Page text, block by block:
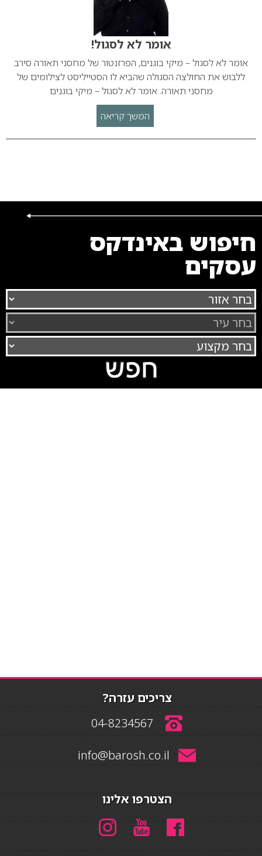
אומר לא לסגול!
אומר לא לסגול – מיקי בוגנים, הפרזנטור של מחסני תאורה סירב
ללבוש את החולצה הסגולה שהביא לו הסטייליסט לצילומים של
מחסני תאורה. אומר לא לסגול – מיקי בוגנים
המשך קריאה
חיפוש באינדקס
עסקים
צריכים עזרה?
04-8234567
info@barosh.co.il
הצטרפו אלינו